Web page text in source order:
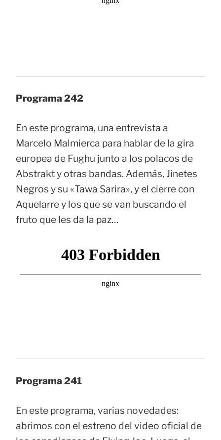
Programa 242
En este programa, una entrevista a
Marcelo Malmierca para hablar de la gira
europea de Fughu junto a los polacos de
Abstrakt y otras bandas. Además, Jinetes
Negros y su «Tawa Sarira», y el cierre con
Aquelarre y los que se van buscando el
fruto que les da la paz…
Programa 241
En este programa, varias novedades:
abrimos con el estreno del video oficial de